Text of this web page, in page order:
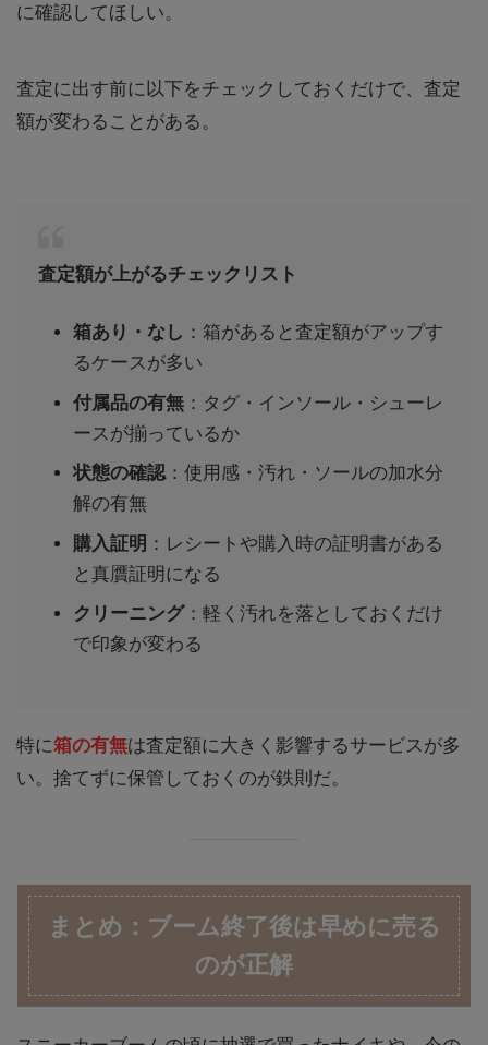
に確認してほしい。
査定に出す前に以下をチェックしておくだけで、査定
額が変わることがある。
査定額が上がるチェックリスト
箱あり・なし ：箱があると査定額がアップす
るケースが多い
付属品の有無 ：タグ・インソール・シューレ
ースが揃っているか
状態の確認：使用感・汚れ・ソールの加水分
解の有無
購入証明 ：レシートや購入時の証明書がある
と真贋証明になる
クリーニング：軽く汚れを落としておくだけ
で印象が変わる
特に箱の有無は査定額に大きく影響するサービスが多
い。捨てずに保管しておくのが鉄則だ。
まとめ：ブーム終了後は早めに売る
のが正解